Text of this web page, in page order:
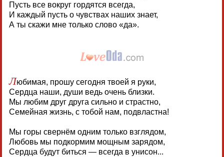
Пусть все вокруг гордятся всегда,
И каждый пусть о чувствах наших знает,
А ты скажи мне только слово «да».
Любимая, прошу сегодня твоей я руки,
Сердца наши, души ведь очень близки.
Мы любим друг друга сильно и страстно,
Семейная жизнь, с тобой нам, подвластна!
Мы горы свернём одним только взглядом,
Любовь мы подкормим мощным зарядом,
Сердца будут биться — всегда в унисон...